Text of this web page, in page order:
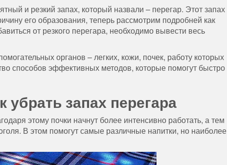
и резкий запах, который назвали – перегар. Этот запах
его образования, теперь рассмотрим подробней как
от резкого перегара, необходимо вывести весь
органов – легких, кожи, почек, работу которых
способов эффективных методов, которые помогут быстро
запах перегара
этому почки начнут более интенсивно работать, а тем
В этом помогут самые различные напитки, но наиболее